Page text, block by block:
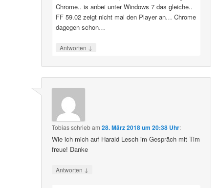
Chrome.. is anbei unter Windows 7 das gleiche..
FF 59.02 zeigt nicht mal den Player an… Chrome
dagegen schon…
Antworten ↓
Tobiasschriebam28. März 2018 um 20:38 Uhr:
Wie ich mich auf Harald Lesch im Gespräch mit Tim
freue! Danke
Antworten ↓